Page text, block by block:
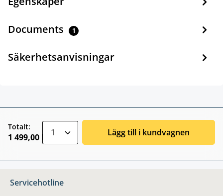
Documents 1
Säkerhetsanvisningar
Totalt:
1 499,00 kr Lägg till i kundvagnen
Servicehotline